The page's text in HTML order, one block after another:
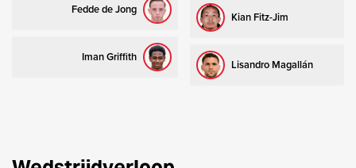
Fedde de Jong
Iman Griffith
Kian Fitz-Jim
Lisandro Magallán